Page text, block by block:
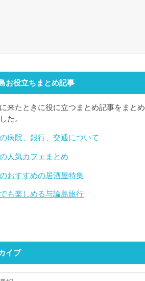
お役立ちまとめ記事
来たときに役に立つまとめ記事をまとめ
た。
病院、銀行、交通について
人気カフェまとめ
おすすめの居酒屋特集
も楽しめる与論島旅行
イブ